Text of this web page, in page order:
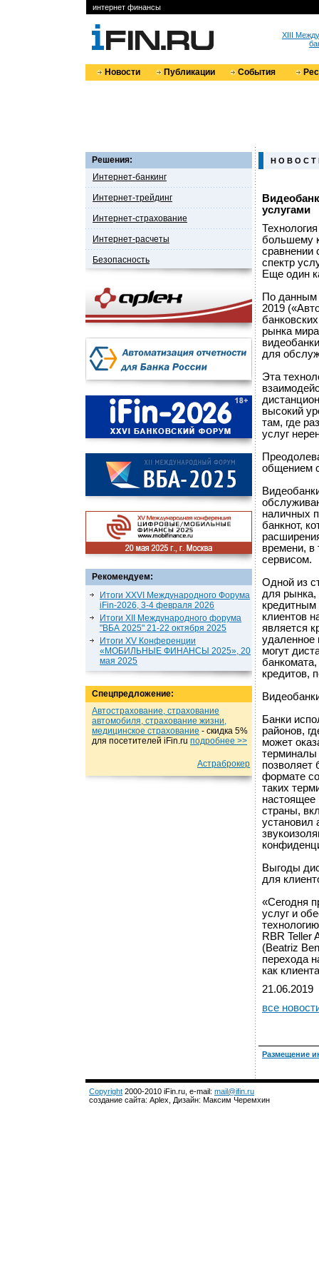
интернет финансы
XIII
Новости Публикации События
Решения:
Интернет-банкинг
Интернет-трейдинг
Интернет-страхование
Интернет-расчеты
Безопасность
Рекомендуем:
Итоги XXVI Международного Форума
iFin-2026, 3-4 февраля 2026
Итоги XII Международного форума
"ВБА 2025" 21-22 октября 2025
Итоги XV Конференции
«МОБИЛЬНЫЕ ФИНАНСЫ 2025», 20
мая 2025
Спецпредложение:
Автострахование, страхование
автомобиля, страхование жизни,
медицинское страхование - cкидка 5%
для посетителей iFin.ru подробнеe >>
Астраброкер
Н О В О С Т
услугами
большему
сравнении
спектр
Еще один
По данным
2019
рынка
для
Эта
высокий
там, где
услуг
общением
наличных
банкнот,
времени, в
сервисом.
Одной из
для рынка,
кредитным
клиентов
является
удаленное
могут
кредитов,
Банки
районов,
может
терминалы
позволяет
формате
таких
настоящее
страны,
установил
Выгоды
для
«Сегодня
услуг и
RBR Teller
(Beatriz
перехода
как
21.06.2019
все
Размещение
Copyright 2000-2010 iFin.ru, e-mail: mail@ifin.ru
создание сайта: Aplex, Дизайн: Максим Черемхин